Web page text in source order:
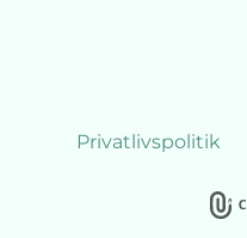
Privatlivspolitik